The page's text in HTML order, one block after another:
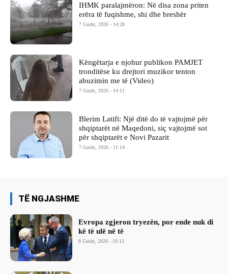
IHMK paralajmëron: Në disa zona priten
erëra të fuqishme, shi dhe breshër
7 Gusht, 2026 - 14:28
Këngëtarja e njohur publikon PAMJET
tronditëse ku drejtori muzikor tenton
abuzimin me të (Video)
7 Gusht, 2026 - 14:11
Blerim Latifi: Një ditë do të vajtojmë për
shqiptarët në Maqedoni, siç vajtojmë sot
për shqiptarët e Novi Pazarit
7 Gusht, 2026 - 11:14
TË NGJASHME
Evropa zgjeron tryezën, por ende nuk di
kë të ulë në të
8 Gusht, 2026 - 10:13